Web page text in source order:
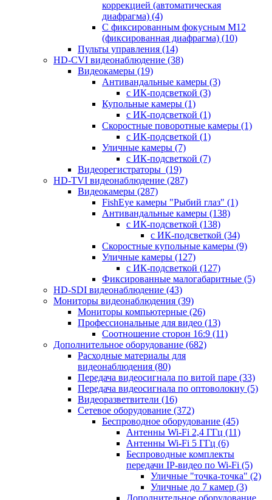
коррекцией (автоматическая
диафрагма) (4)
С фиксированным фокусным М12
(фиксированная диафрагма) (10)
Пульты управления (14)
HD-CVI видеонаблюдение (38)
Видеокамеры (19)
Антивандальные камеры (3)
с ИК-подсветкой (3)
Купольные камеры (1)
с ИК-подсветкой (1)
Скоростные поворотные камеры (1)
с ИК-подсветкой (1)
Уличные камеры (7)
с ИК-подсветкой (7)
Видеорегистраторы (19)
HD-TVI видеонаблюдение (287)
Видеокамеры (287)
FishEye камеры "Рыбий глаз" (1)
Антивандальные камеры (138)
с ИК-подсветкой (138)
с ИК-подсветкой (34)
Скоростные купольные камеры (9)
Уличные камеры (127)
с ИК-подсветкой (127)
Фиксированные малогабаритные (5)
HD-SDI видеонаблюдение (43)
Мониторы видеонаблюдения (39)
Мониторы компьютерные (26)
Профессиональные для видео (13)
Соотношение сторон 16:9 (11)
Дополнительное оборудование (682)
Расходные материалы для
видеонаблюдения (80)
Передача видеосигнала по витой паре (33)
Передача видеосигнала по оптоволокну (5)
Видеоразветвители (16)
Сетевое оборудование (372)
Беспроводное оборудование (45)
Антенны Wi-Fi 2,4 ГГц (11)
Антенны Wi-Fi 5 ГГц (6)
Беспроводные комплекты
передачи IP-видео по Wi-Fi (5)
Уличные "точка-точка" (2)
Уличные до 7 камер (3)
Дополнительное оборудование